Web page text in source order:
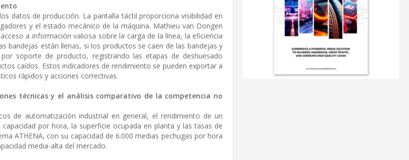
datos de producción. La pantalla táctil proporciona visibilidad en
y el estado mecánico de la máquina. Mathieu van Dongen
a información valiosa sobre la carga de la línea, la eficiencia
bandejas están llenas, si los productos se caen de las bandejas y
soporte de producto, registrando las etapas de deshuesado
caídos. Estos indicadores de rendimiento se pueden exportar a
rápidos y acciones correctivas.
técnicas y el análisis comparativo de la competencia no
de automatización industrial en general, el rendimiento de un
por hora, la superficie ocupada en planta y las tasas de
ATHENA, con su capacidad de 6.000 medias pechugas por hora
media-alta del mercado.